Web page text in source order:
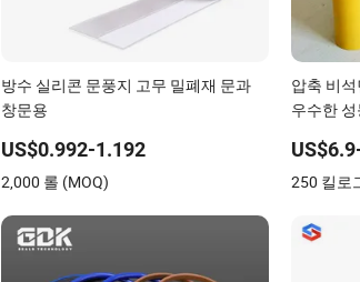
방수 실리콘 문풍지 고무 밀폐재 문과
창문용
US$0.992-1.192
2,000 롤 (MOQ)
압축 비
우수한
250 킬로